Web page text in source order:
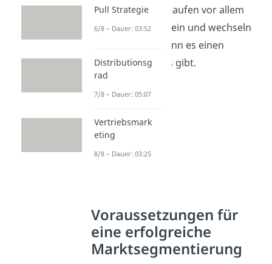
Rabattaktionen, kaufen vor allem
Sonderangebote ein und wechseln
oft die Marke, wenn es einen
günstigeren Preis gibt.
Voraussetzungen für
eine erfolgreiche
Marktsegmentierung
Pull Strategie
6/8 – Dauer: 03:52
Distributionsg
rad
7/8 – Dauer: 05:07
Vertriebsmark
eting
8/8 – Dauer: 03:25